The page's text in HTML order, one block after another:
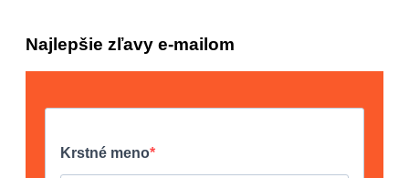
Najlepšie zľavy e-mailom